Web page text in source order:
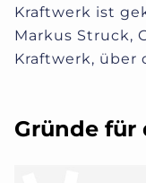
Kraftwerk ist
Markus Struck,
Kraftwerk, über
Gründe für